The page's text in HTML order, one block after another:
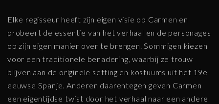
Elke regisseur heeft zijn eigen visie op Carmen en
probeert de essentie van het verhaal en de personages
op zijn eigen manier over te brengen. Sommigen kiezen
voor een traditionele benadering, waarbij ze trouw
blijven aan de originele setting en kostuums uit het 19e-
eeuwse Spanje. Anderen daarentegen geven Carmen
een eigentijdse twist door het verhaal naar een andere